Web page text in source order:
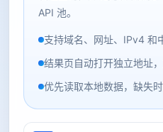
API 池。
支持域名、网址、IPv4 和
结果页自动打开独立地址
优先读取本地数据，缺失